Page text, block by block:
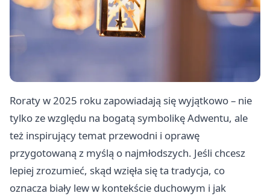
Roraty w 2025 roku zapowiadają się wyjątkowo – nie
tylko ze względu na bogatą symbolikę Adwentu, ale
też inspirujący temat przewodni i oprawę
przygotowaną z myślą o najmłodszych. Jeśli chcesz
lepiej zrozumieć, skąd wzięła się ta tradycja, co
oznacza biały lew w kontekście duchowym i jak